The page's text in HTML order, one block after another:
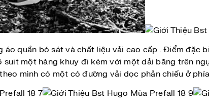
quần bó sát và chất liệu vải cao cấp . Điểm đặc
một hàng khuy đi kèm với một dải băng trên
mình có một có đường vải dọc phản chiếu ở